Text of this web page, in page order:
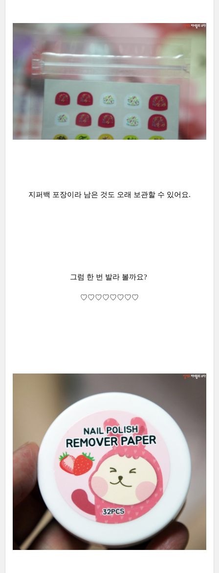
지퍼백 포장이라 남은 것도 오래 보관할 수 있어요.
그럼 한 번 발라 볼까요?
♡♡♡♡♡♡♡♡